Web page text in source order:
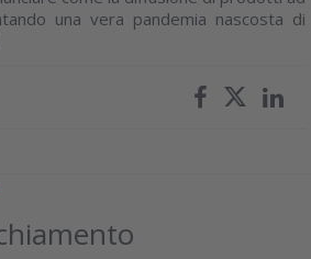
una vera pandemia nascosta di